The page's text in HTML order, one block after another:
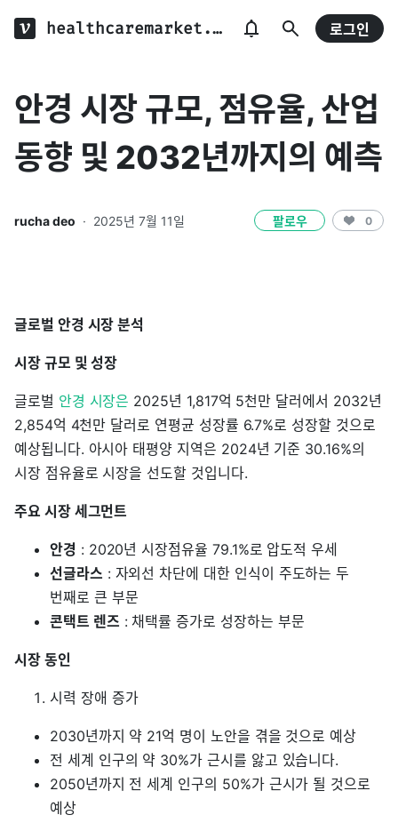
healthcaremarket.log 로그인
안경 시장 규모, 점유율, 산업
동향 및 2032년까지의 예측
rucha deo · 2025년 7월 11일 팔로우 0
글로벌 안경 시장 분석
시장 규모 및 성장
글로벌 안경 시장은 2025년 1,817억 5천만 달러에서 2032년
2,854억 4천만 달러로 연평균 성장률 6.7%로 성장할 것으로
예상됩니다. 아시아 태평양 지역은 2024년 기준 30.16%의
시장 점유율로 시장을 선도할 것입니다.
주요 시장 세그먼트
안경 : 2020년 시장점유율 79.1%로 압도적 우세
선글라스 : 자외선 차단에 대한 인식이 주도하는 두
번째로 큰 부문
콘택트 렌즈 : 채택률 증가로 성장하는 부문
시장 동인
시력 장애 증가
2030년까지 약 21억 명이 노안을 겪을 것으로 예상
전 세계 인구의 약 30%가 근시를 앓고 있습니다.
2050년까지 전 세계 인구의 50%가 근시가 될 것으로
예상